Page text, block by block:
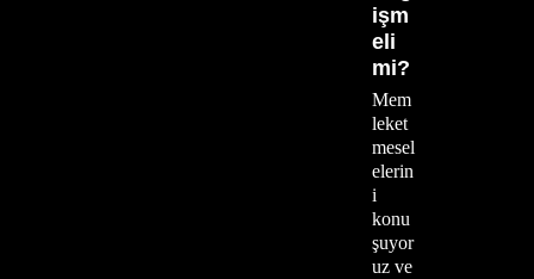
işm
eli
mi?
Mem
leket
mesel
elerin
i
konu
şuyor
uz ve